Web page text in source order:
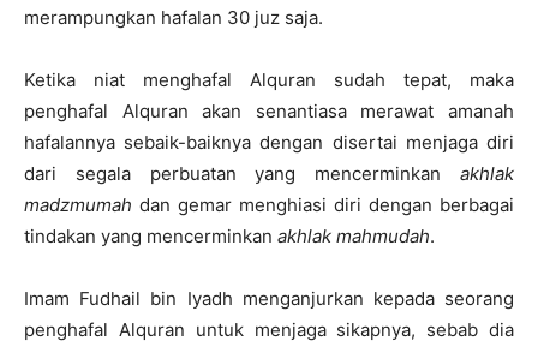
merampungkan hafalan 30 juz saja.
Ketika niat menghafal Alquran sudah tepat, maka
penghafal Alquran akan senantiasa merawat amanah
hafalannya sebaik-baiknya dengan disertai menjaga diri
dari segala perbuatan yang mencerminkan akhlak
madzmumah dan gemar menghiasi diri dengan berbagai
tindakan yang mencerminkan akhlak mahmudah.
Imam Fudhail bin Iyadh menganjurkan kepada seorang
penghafal Alquran untuk menjaga sikapnya, sebab dia